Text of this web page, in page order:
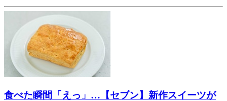
食べた瞬間「えっ」…【セブン】新作スイーツが